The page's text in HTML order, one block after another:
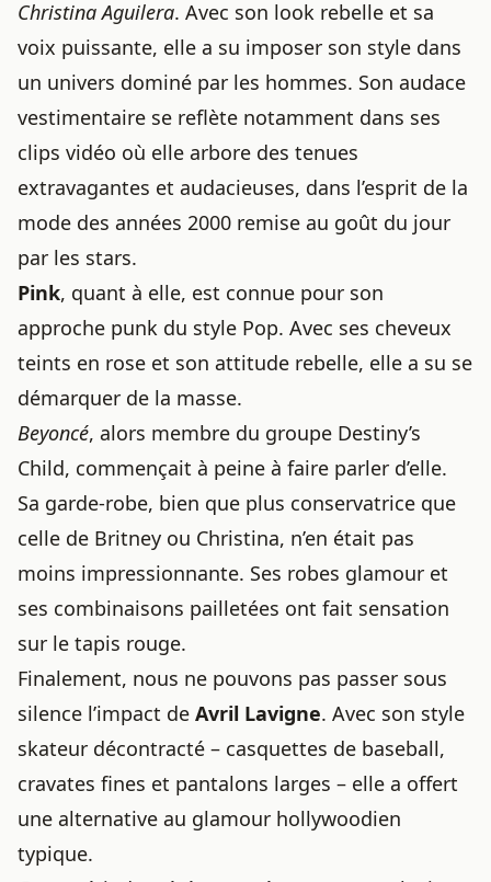
Christina Aguilera. Avec son look rebelle et sa
voix puissante, elle a su imposer son style dans
un univers dominé par les hommes. Son audace
vestimentaire se reflète notamment dans ses
clips vidéo où elle arbore des tenues
extravagantes et audacieuses, dans l’esprit de la
mode des années 2000 remise au goût du jour
par les stars.
Pink, quant à elle, est connue pour son
approche punk du style Pop. Avec ses cheveux
teints en rose et son attitude rebelle, elle a su se
démarquer de la masse.
Beyoncé, alors membre du groupe Destiny’s
Child, commençait à peine à faire parler d’elle.
Sa garde-robe, bien que plus conservatrice que
celle de Britney ou Christina, n’en était pas
moins impressionnante. Ses robes glamour et
ses combinaisons pailletées ont fait sensation
sur le tapis rouge.
Finalement, nous ne pouvons pas passer sous
silence l’impact de Avril Lavigne. Avec son style
skateur décontracté – casquettes de baseball,
cravates fines et pantalons larges – elle a offert
une alternative au glamour hollywoodien
typique.